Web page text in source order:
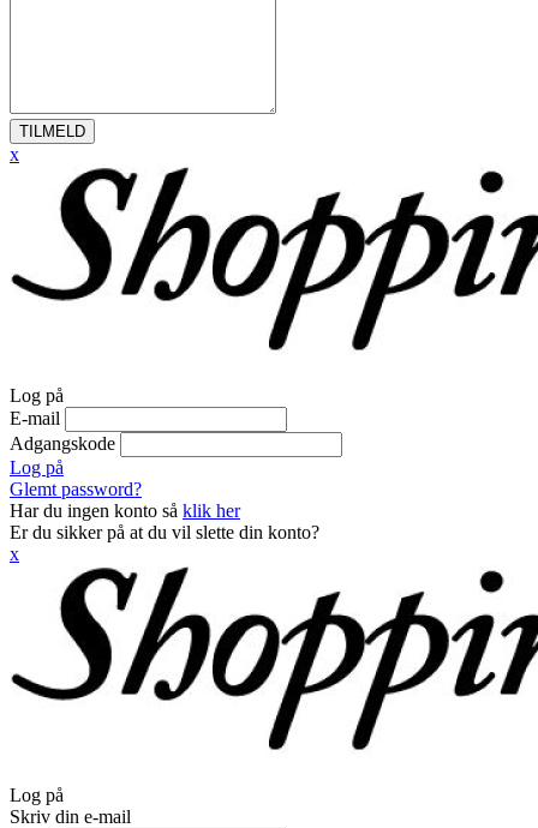
TILMELD
x
Log på
E-mail
Adgangskode
Log på
Glemt password?
Har du ingen konto så klik her
Er du sikker på at du vil slette din konto?
x
Log på
Skriv din e-mail